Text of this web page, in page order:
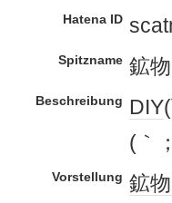
Hatena ID
Spitzname 鉱
Beschreibung DIY
(｀
Vorstellung 鉱物